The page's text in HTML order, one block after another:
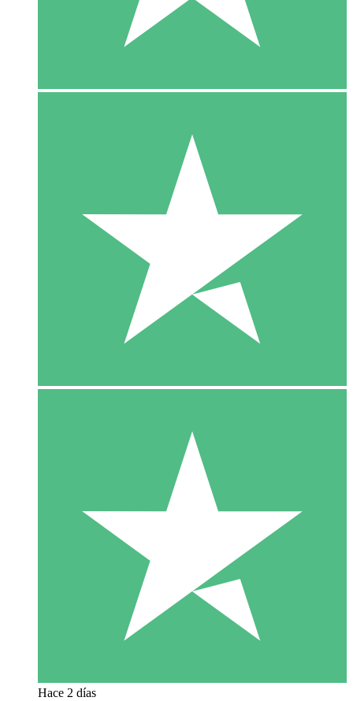
Hace 2 días